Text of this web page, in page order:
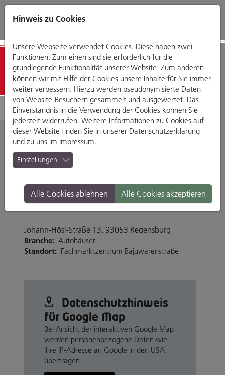
Direkt
zum
Zum
Hauptmenü
Zum
Footermenü
Zur
Website-
Detailansicht
Jepsen
mbH
Johann-Hösl-Straße 13, 93053 Regensburg
Branche: Autohäuser
Standort: Fachmarktzentrum Bajuwarenstraße
Datenschutz­hinweis
für Google Map
Bei Ansicht der interaktiven Google Map
werden personenbezogene Daten wie
Ihre IP-Adresse an Google in den USA
übertragen.
Hinweis zu Cookies
Unsere Webseite verwendet Cookies. Diese haben zwei
Funktionen: Zum einen sind sie erforderlich für die
grundlegende Funktionalität unserer Website. Zum anderen
können wir mit Hilfe der Cookies unsere Inhalte für Sie immer
weiter verbessern. Hierzu werden pseudonymisierte Daten
von Website-Besuchern gesammelt und ausgewertet. Das
Einverständnis in die Verwendung der Cookies können Sie
jederzeit widerrufen. Weitere Informationen zu Cookies auf
dieser Website finden Sie in unserer Datenschutzerklärung
und zu uns im Impressum.
Einstellungen
Alle Cookies ablehnen Alle Cookies akzeptieren